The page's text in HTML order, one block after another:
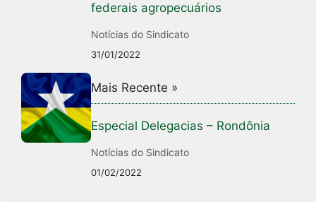
federais agropecuários
Notícias do Sindicato
31/01/2022
Mais Recente »
Especial Delegacias – Rondônia
Notícias do Sindicato
01/02/2022